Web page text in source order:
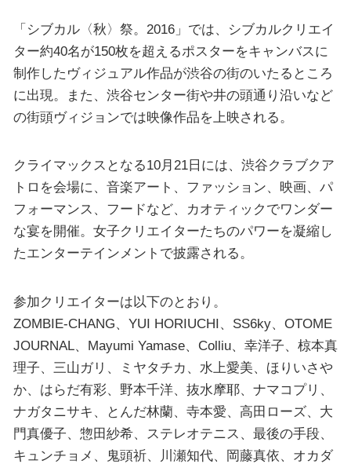
「シブカル〈秋〉祭。2016」では、シブカルクリエイ
ター約40名が150枚を超えるポスターをキャンバスに
制作したヴィジュアル作品が渋谷の街のいたるところ
に出現。また、渋谷センター街や井の頭通り沿いなど
の街頭ヴィジョンでは映像作品を上映される。
クライマックスとなる10月21日には、渋谷クラブクア
トロを会場に、音楽アート、ファッション、映画、パ
フォーマンス、フードなど、カオティックでワンダー
な宴を開催。女子クリエイターたちのパワーを凝縮し
たエンターテインメントで披露される。
参加クリエイターは以下のとおり。
ZOMBIE-CHANG、YUI HORIUCHI、SS6ky、OTOME
JOURNAL、Mayumi Yamase、Colliu、幸洋子、椋本真
理子、三山ガリ、ミヤタチカ、水上愛美、ほりいさや
か、はらだ有彩、野本千洋、抜水摩耶、ナマコプリ、
ナガタニサキ、とんだ林蘭、寺本愛、高田ローズ、大
門真優子、惣田紗希、ステレオテニス、最後の手段、
キュンチョメ、鬼頭祈、川瀬知代、岡藤真依、オカダ